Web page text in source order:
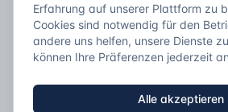
Erfahrung auf unserer Plattform zu
Cookies sind notwendig für den
andere uns helfen, unsere Dienste
können Ihre Präferenzen jederzeit
Alle akzeptieren